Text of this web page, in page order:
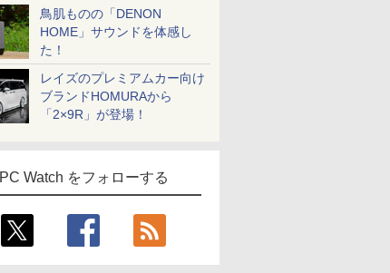
鳥肌ものの「DENON
HOME」サウンドを体感し
た！
レイズのプレミアムカー向け
ブランドHOMURAから
「2×9R」が登場！
PC Watch をフォローする